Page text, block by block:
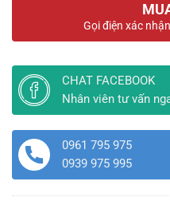
Gọi điện xác
CHAT FACEBOOK
Nhân viên tư vấn
0961 795 975
0939 975 995